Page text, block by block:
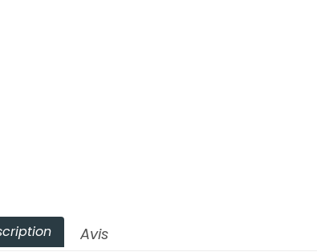
Avis